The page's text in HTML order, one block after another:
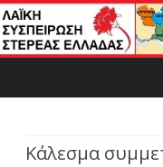
Κάλεσμα